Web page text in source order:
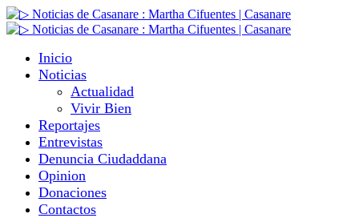
Inicio
Noticias
Actualidad
Vivir Bien
Reportajes
Entrevistas
Denuncia Ciudaddana
Opinion
Donaciones
Contactos